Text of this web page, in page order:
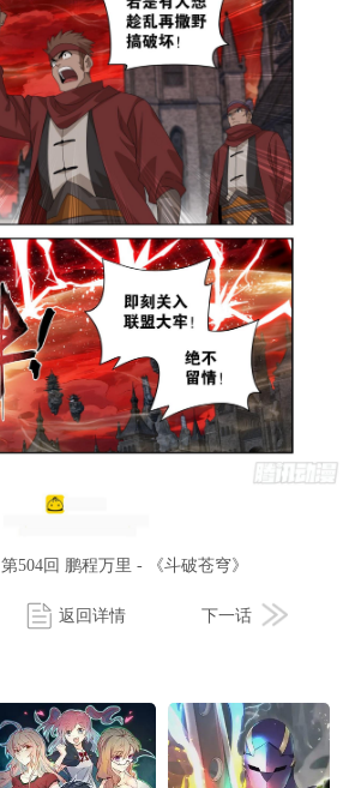
第504回 鹏程万里 - 《斗破苍穹》
返回详情 下一话